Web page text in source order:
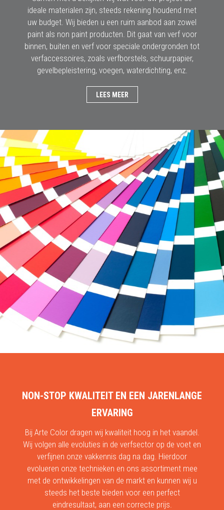
ideale materialen zijn, steeds rekening houdend met
uw budget. Wij bieden u een ruim aanbod aan zowel
paint als non paint producten. Dit gaat van verf voor
binnen, buiten en verf voor speciale ondergronden tot
verfaccessoires, zoals verfborstels, schuurpapier,
gevelbepleistering, voegen, waterdichting, enz.
LEES MEER
NON-STOP KWALITEIT EN EEN JARENLANGE
ERVARING
Bij Arte Color dragen wij kwaliteit hoog in het vaandel.
Wij volgen alle evoluties in de verfsector op de voet en
verfijnen onze vakkennis dag na dag. Hierdoor
evolueren onze technieken en ons assortiment mee
met de ontwikkelingen van de markt en kunnen wij u
steeds het beste bieden voor een perfect
eindresultaat, aan een correcte prijs.